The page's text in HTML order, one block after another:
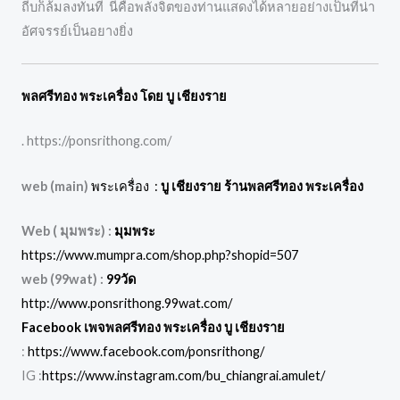
ถีบก็ล้มลงทันที นี่คือพลังจิตของท่านแสดงได้หลายอย่างเป็นที่น่า
อัศจรรย์เป็นอยางยิ่ง
พลศรีทอง พระเครื่อง โดย บู เชียงราย
. https://ponsrithong.com/
web (main) พระเครื่อง : บู เชียงราย ร้านพลศรีทอง พระเครื่อง
Web ( มุมพระ) : มุมพระ
https://www.mumpra.com/shop.php?shopid=507
web (99wat) : 99วัด
http://www.ponsrithong.99wat.com/
Facebook เพจพลศรีทอง พระเครื่อง บู เชียงราย
: https://www.facebook.com/ponsrithong/
IG :https://www.instagram.com/bu_chiangrai.amulet/